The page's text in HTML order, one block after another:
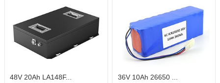
48V 20Ah LA148F... 36V 10Ah 26650 ...